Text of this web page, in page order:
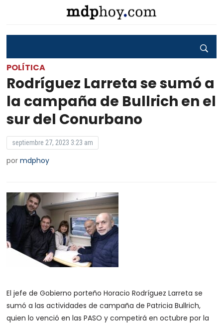
POLÍTICA
Rodríguez Larreta se sumó a
la campaña de Bullrich en el
sur del Conurbano
septiembre 27, 2023 3:23 am
pormdphoy
El jefe de Gobierno porteño Horacio Rodríguez Larreta se
sumó a las actividades de campaña de Patricia Bullrich,
quien lo venció en las PASO y competirá en octubre por la